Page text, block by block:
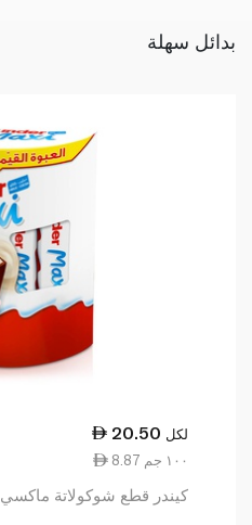
بدائل سهلة
20.50 لكل
8.87 ١٠٠ جم
كيندر قطع شوكولاتة ماكسي